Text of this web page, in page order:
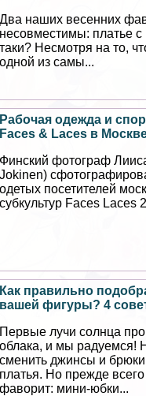
Два наших весенних
несовместимы: платье с
таки? Несмотря на то,
одной из самы...
Рабочая одежда и
Faces & Laces в
Финский фотограф
Jokinen)
одетых посетителей
субкультур Faces Laces
Как правильно
вашей фигуры? 4
Первые лучи солнца
облака, и мы радуемся!
сменить джинсы и брюки
платья. Но прежде
фаворит: мини-юбки...